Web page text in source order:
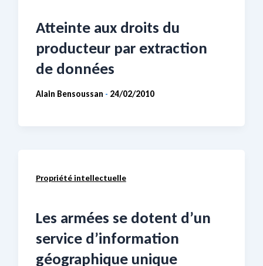
Atteinte aux droits du
producteur par extraction
de données
Alain Bensoussan - 24/02/2010
Propriété intellectuelle
Les armées se dotent d’un
service d’information
géographique unique